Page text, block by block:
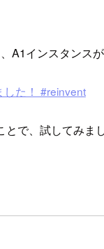
インスタンスが
した！ #reinvent
で、試してみまし